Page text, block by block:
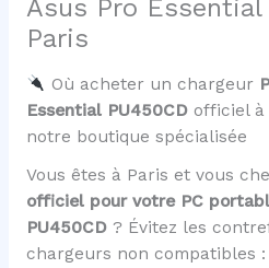
Asus Pro Essential
Paris
Où acheter un chargeur
Essential PU450CDofficiel à
notre boutique spécialisée
Vous êtes à Paris et vous
officiel pour votre PC
PU450CD? Évitez les
chargeurs non compatibles